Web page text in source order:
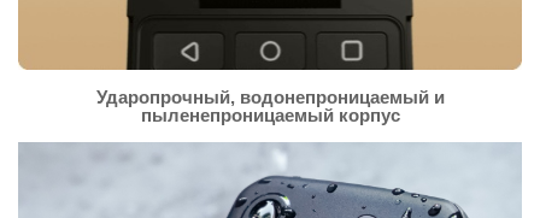
Ударопрочный, водонепроницаемый и
пыленепроницаемый корпус